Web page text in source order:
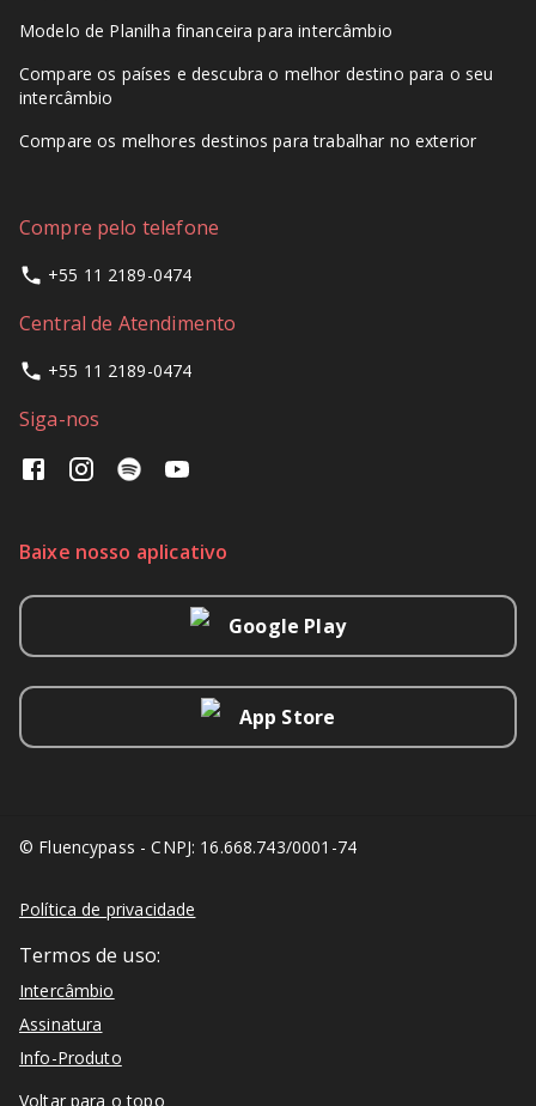
Modelo de Planilha financeira para intercâmbio
Compare os países e descubra o melhor destino para o seu
intercâmbio
Compare os melhores destinos para trabalhar no exterior
Compre pelo telefone
+55 11 2189-0474
Central de Atendimento
+55 11 2189-0474
Siga-nos
Baixe nosso aplicativo
Google Play
App Store
© Fluencypass - CNPJ: 16.668.743/0001-74
Política de privacidade
Termos de uso:
Intercâmbio
Assinatura
Info-Produto
Voltar para o topo